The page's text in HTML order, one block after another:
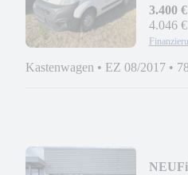
3.400
4.046
Kastenwagen • EZ 08/2017 •
NEU